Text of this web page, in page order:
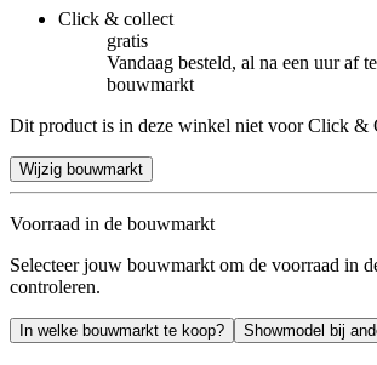
Click & collect
gratis
Vandaag besteld, al na een uur af
bouwmarkt
Dit product is in deze winkel niet voor Click &
Wijzig bouwmarkt
Voorraad in de bouwmarkt
Selecteer jouw bouwmarkt om de voorraad in
controleren.
In welke bouwmarkt te koop? Showmodel bij